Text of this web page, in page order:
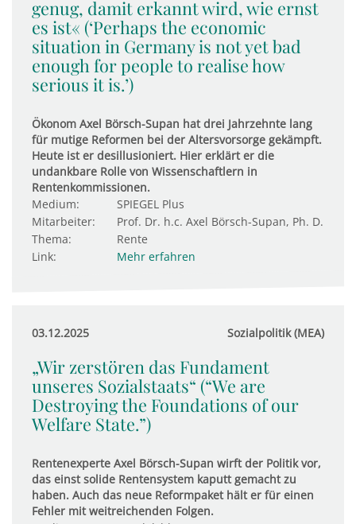
genug, damit erkannt wird, wie ernst
es ist« (‘Perhaps the economic
situation in Germany is not yet bad
enough for people to realise how
serious it is.’)
Ökonom Axel Börsch-Supan hat drei Jahrzehnte lang
für mutige Reformen bei der Altersvorsorge gekämpft.
Heute ist er desillusioniert. Hier erklärt er die
undankbare Rolle von Wissenschaftlern in
Rentenkommissionen.
Medium:
SPIEGEL Plus
Mitarbeiter:
Prof. Dr. h.c. Axel Börsch-Supan, Ph. D.
Thema:
Rente
Link:
Mehr erfahren
03.12.2025 Sozialpolitik (MEA)
„Wir zerstören das Fundament
unseres Sozialstaats“ (“We are
Destroying the Foundations of our
Welfare State.”)
Rentenexperte Axel Börsch-Supan wirft der Politik vor,
das einst solide Rentensystem kaputt gemacht zu
haben. Auch das neue Reformpaket hält er für einen
Fehler mit weitreichenden Folgen.